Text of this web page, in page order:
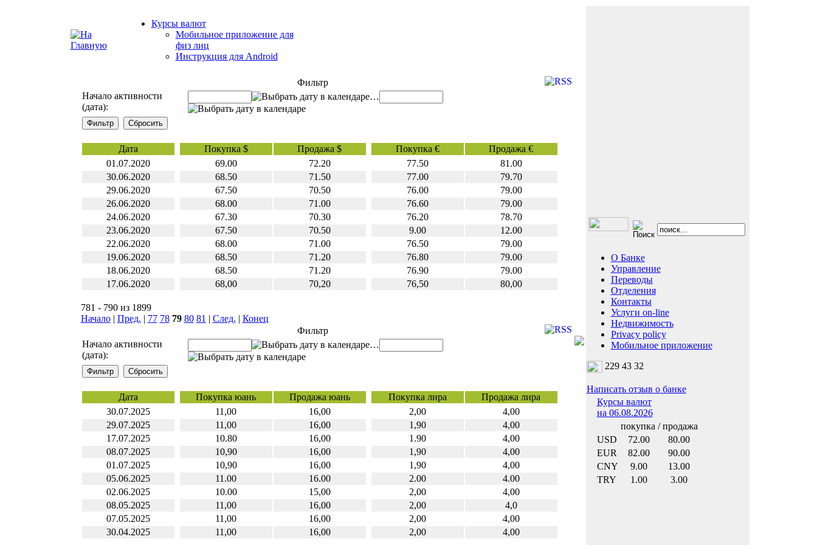
Курсы валют
Мобильное приложение для
физ лиц
Инструкция для Android
О Банке
Управление
Переводы
Отделения
Контакты
Услуги on-line
Недвижимость
Privacy policy
Мобильное приложение
229 43 32
Написать отзыв о банке
Курсы валют
на 06.08.2026
покупка / продажа
USD
72.00
80.00
EUR
82.00
90.00
CNY
9.00
13.00
TRY
1.00 3.00
Фильтр
Начало активности
(дата):
…
Дата Покупка $ Продажа $ Покупка €
Продажа €
01.07.2020
69.00 72.20 77.50
81.00
30.06.2020
68.50 71.50 77.00
79.70
29.06.2020
67.50 70.50 76.00
79.00
26.06.2020
68.00 71.00 76.60
79.00
24.06.2020
67.30 70.30 76.20
78.70
23.06.2020
67.50 70.50 9.00
12.00
22.06.2020
68.00 71.00 76.50
79.00
19.06.2020
68.50 71.20 76.80
79.00
18.06.2020
68.50 71.20 76.90
79.00
17.06.2020
68,00 70,20 76,50 80,00
781 - 790 из 1899
Начало| Пред. | 77 78 79 80 81 | След. | Конец
Фильтр
Начало активности
(дата):
…
Дата Покупка юань Продажа юань Покупка лира
Продажа лира
30.07.2025
11,00 16,00 2,00
4,00
29.07.2025
11,00 16,00 1,90
4,00
17.07.2025
10.80 16,00 1.90
4,00
08.07.2025
10,90 16,00 1,90
4,00
01.07.2025
10,90 16,00 1,90
4,00
05.06.2025
11.00 16.00 2.00
4.00
02.06.2025
10.00 15,00 2,00
4,00
08.05.2025
11,00 16,00 2,00
4,0
07.05.2025
11,00 16,00 2,00
4,00
30.04.2025
11,00 16,00 2,00 4,00